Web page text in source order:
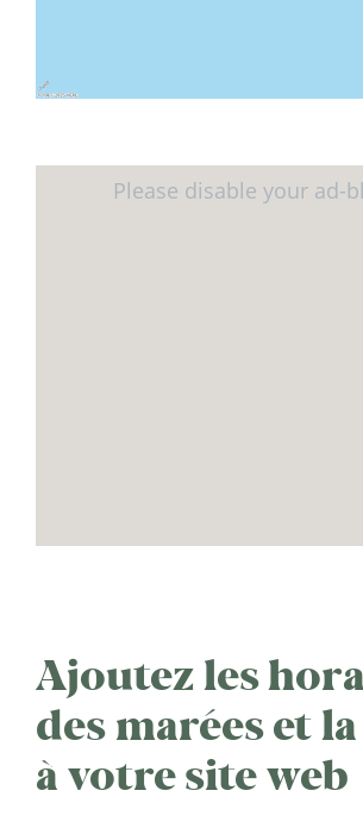
Ajoutez les
des marées et
à votre site web